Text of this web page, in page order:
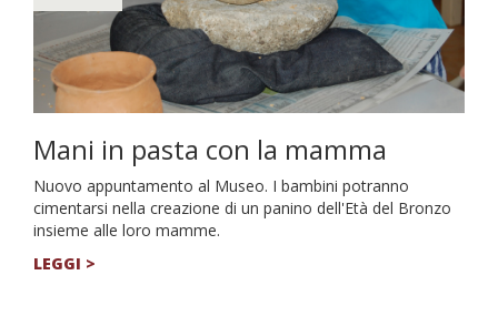
Mani in pasta con la mamma
Nuovo appuntamento al Museo. I bambini potranno
cimentarsi nella creazione di un panino dell'Età del Bronzo
insieme alle loro mamme.
LEGGI >